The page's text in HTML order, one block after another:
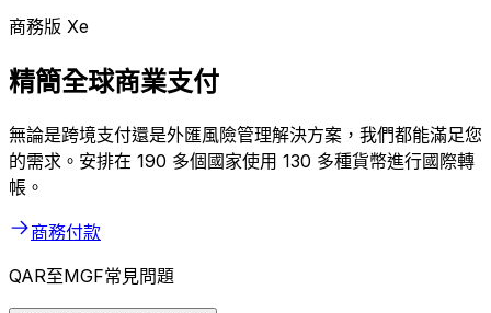
商務版 Xe
精簡全球商業支付
無論是跨境支付還是外匯風險管理解決方案，我們都能滿足您
的需求。安排在 190 多個國家使用 130 多種貨幣進行國際轉
帳。
商務付款
QAR至MGF常見問題